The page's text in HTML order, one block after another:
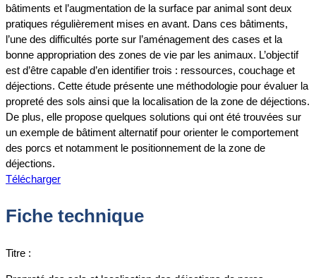
bâtiments et l’augmentation de la surface par animal sont deux
pratiques régulièrement mises en avant. Dans ces bâtiments,
l’une des difficultés porte sur l’aménagement des cases et la
bonne appropriation des zones de vie par les animaux. L’objectif
est d’être capable d’en identifier trois : ressources, couchage et
déjections. Cette étude présente une méthodologie pour évaluer la
propreté des sols ainsi que la localisation de la zone de déjections.
De plus, elle propose quelques solutions qui ont été trouvées sur
un exemple de bâtiment alternatif pour orienter le comportement
des porcs et notamment le positionnement de la zone de
déjections.
Télécharger
Fiche technique
Titre :